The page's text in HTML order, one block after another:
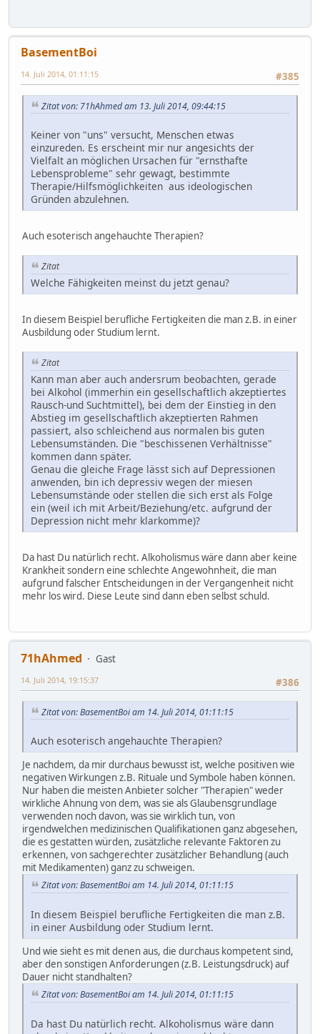
BasementBoi
#385
14. Juli 2014, 01:11:15
Zitat von: 71hAhmed am 13. Juli 2014, 09:44:15
Keiner von "uns" versucht, Menschen etwas
einzureden. Es erscheint mir nur angesichts der
Vielfalt an möglichen Ursachen für "ernsthafte
Lebensprobleme" sehr gewagt, bestimmte
Therapie/Hilfsmöglichkeiten aus ideologischen
Gründen abzulehnen.
Auch esoterisch angehauchte Therapien?
Zitat
Welche Fähigkeiten meinst du jetzt genau?
In diesem Beispiel berufliche Fertigkeiten die man z.B. in einer
Ausbildung oder Studium lernt.
Zitat
Kann man aber auch andersrum beobachten, gerade
bei Alkohol (immerhin ein gesellschaftlich akzeptiertes
Rausch-und Suchtmittel), bei dem der Einstieg in den
Abstieg im gesellschaftlich akzeptierten Rahmen
passiert, also schleichend aus normalen bis guten
Lebensumständen. Die "beschissenen Verhältnisse"
kommen dann später.
Genau die gleiche Frage lässt sich auf Depressionen
anwenden, bin ich depressiv wegen der miesen
Lebensumstände oder stellen die sich erst als Folge
ein (weil ich mit Arbeit/Beziehung/etc. aufgrund der
Depression nicht mehr klarkomme)?
Da hast Du natürlich recht. Alkoholismus wäre dann aber keine
Krankheit sondern eine schlechte Angewohnheit, die man
aufgrund falscher Entscheidungen in der Vergangenheit nicht
mehr los wird. Diese Leute sind dann eben selbst schuld.
71hAhmed
Gast
#386
14. Juli 2014, 19:15:37
Zitat von: BasementBoi am 14. Juli 2014, 01:11:15
Auch esoterisch angehauchte Therapien?
Je nachdem, da mir durchaus bewusst ist, welche positiven wie
negativen Wirkungen z.B. Rituale und Symbole haben können.
Nur haben die meisten Anbieter solcher "Therapien" weder
wirkliche Ahnung von dem, was sie als Glaubensgrundlage
verwenden noch davon, was sie wirklich tun, von
irgendwelchen medizinischen Qualifikationen ganz abgesehen,
die es gestatten würden, zusätzliche relevante Faktoren zu
erkennen, von sachgerechter zusätzlicher Behandlung (auch
mit Medikamenten) ganz zu schweigen.
Zitat von: BasementBoi am 14. Juli 2014, 01:11:15
In diesem Beispiel berufliche Fertigkeiten die man z.B.
in einer Ausbildung oder Studium lernt.
Und wie sieht es mit denen aus, die durchaus kompetent sind,
aber den sonstigen Anforderungen (z.B. Leistungsdruck) auf
Dauer nicht standhalten?
Zitat von: BasementBoi am 14. Juli 2014, 01:11:15
Da hast Du natürlich recht. Alkoholismus wäre dann